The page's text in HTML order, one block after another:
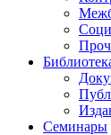
Семинары